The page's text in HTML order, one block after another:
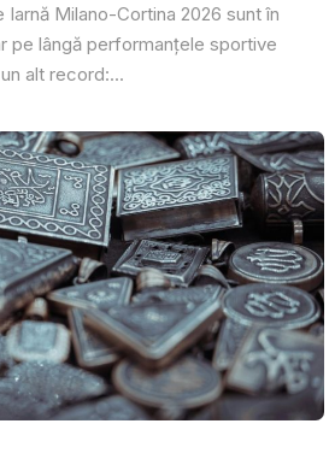
Milano-Cortina 2026 sunt în
pe lângă performanțele sportive
alt record:...